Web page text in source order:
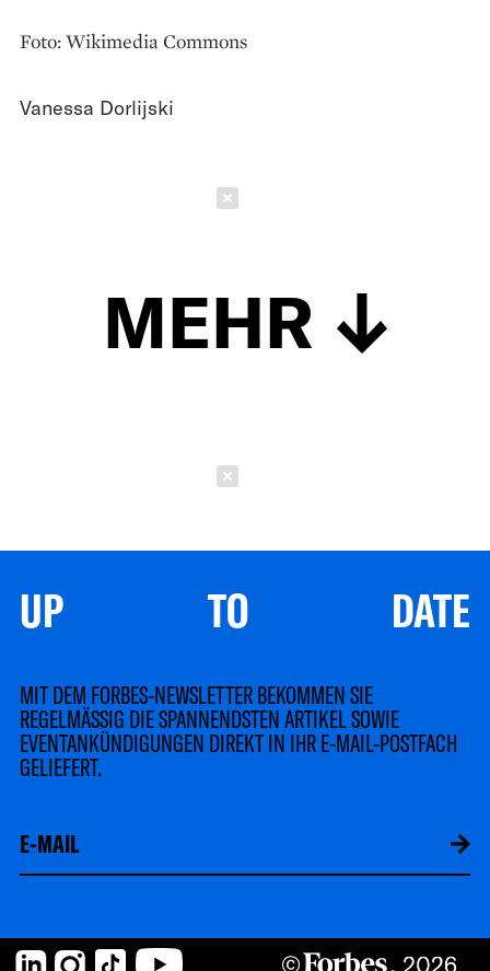
Foto: Wikimedia Commons
Vanessa Dorlijski
MEHR
UP TO DATE
MIT DEM FORBES-NEWSLETTER BEKOMMEN SIE
REGELMÄSSIG DIE SPANNENDSTEN ARTIKEL SOWIE
EVENTANKÜNDIGUNGEN DIREKT IN IHR E-MAIL-POSTFACH
GELIEFERT.
LinkedInInstagram
TikTok